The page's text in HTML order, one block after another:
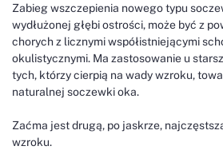
Zabieg wszczepienia nowego typu
wydłużonej głębi ostrości, może być z
chorych z licznymi współistniejącymi
okulistycznymi. Ma zastosowanie u
tych, którzy cierpią na wady wzroku,
naturalnej soczewki oka.
Zaćma jest drugą, po jaskrze,
wzroku.